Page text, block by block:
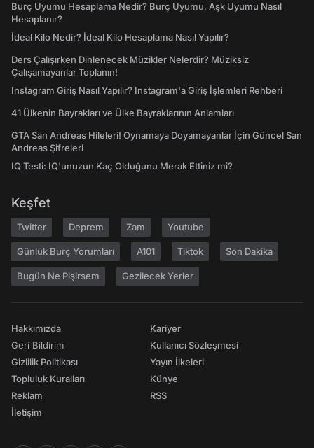
Burç Uyumu Hesaplama Nedir? Burç Uyumu, Aşk Uyumu Nasıl
Hesaplanır?
İdeal Kilo Nedir? İdeal Kilo Hesaplama Nasıl Yapılır?
Ders Çalışırken Dinlenecek Müzikler Nelerdir? Müziksiz
Çalışamayanlar Toplanın!
Instagram Giriş Nasıl Yapılır? Instagram'a Giriş İşlemleri Rehberi
41 Ülkenin Bayrakları ve Ülke Bayraklarının Anlamları
GTA San Andreas Hileleri! Oynamaya Doyamayanlar İçin Güncel San
Andreas Şifreleri
IQ Testi: IQ'unuzun Kaç Olduğunu Merak Ettiniz mi?
Keşfet
Twitter Deprem Zam Youtube
Günlük Burç Yorumları A101 Tiktok Son Dakika
Bugün Ne Pişirsem Gezilecek Yerler
Hakkımızda
Geri Bildirim
Gizlilik Politikası
Topluluk Kuralları
Reklam
İletişim
Kariyer
Kullanıcı Sözleşmesi
Yayın İlkeleri
Künye
RSS